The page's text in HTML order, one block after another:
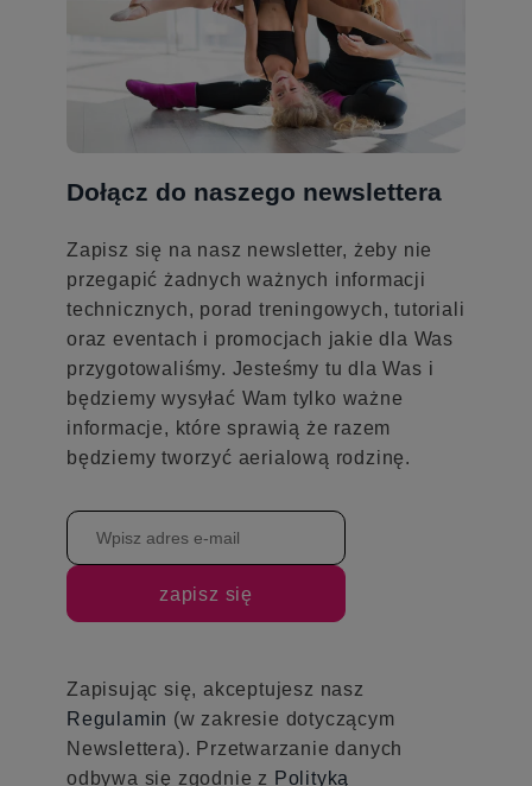
Dołącz do naszego newslettera
Zapisz się na nasz newsletter, żeby nie
przegapić żadnych ważnych informacji
technicznych, porad treningowych, tutoriali
oraz eventach i promocjach jakie dla Was
przygotowaliśmy. Jesteśmy tu dla Was i
będziemy wysyłać Wam tylko ważne
informacje, które sprawią że razem
będziemy tworzyć aerialową rodzinę.
zapisz się
Zapisując się, akceptujesz nasz
Regulamin (w zakresie dotyczącym
Newslettera). Przetwarzanie danych
odbywa się zgodnie z Polityką